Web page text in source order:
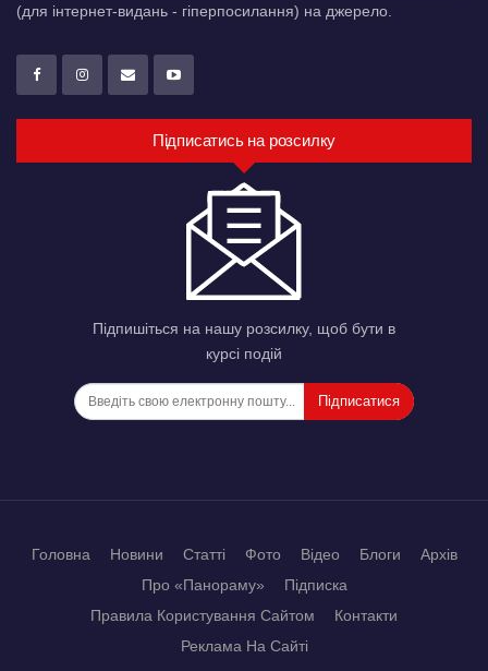
(для інтернет-видань - гіперпосилання) на джерело.
Підписатись на розсилку
Підпишіться на нашу розсилку, щоб бути в
курсі подій
Підписатися
Головна Новини Статті Фото Відео Блоги
Архів
Про «Панораму»
Підписка
Правила Користування Сайтом
Контакти
Реклама На Сайті